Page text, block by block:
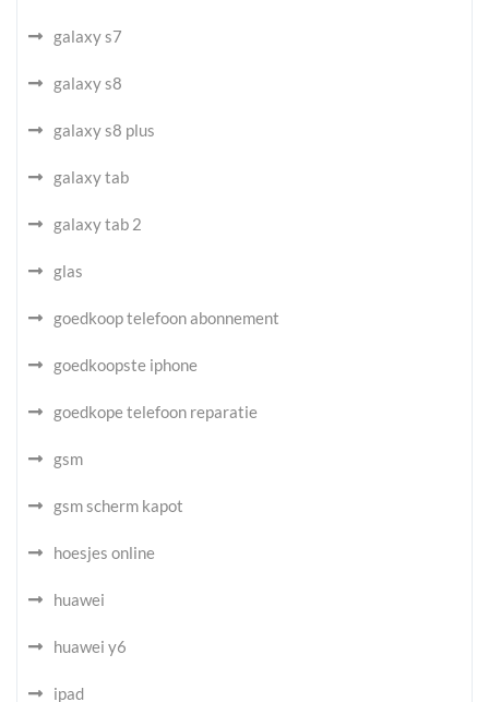
galaxy s7
galaxy s8
galaxy s8 plus
galaxy tab
galaxy tab 2
glas
goedkoop telefoon abonnement
goedkoopste iphone
goedkope telefoon reparatie
gsm
gsm scherm kapot
hoesjes online
huawei
huawei y6
ipad